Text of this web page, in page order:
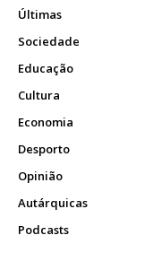
Últimas
Sociedade
Educação
Cultura
Economia
Desporto
Opinião
Autárquicas
Podcasts